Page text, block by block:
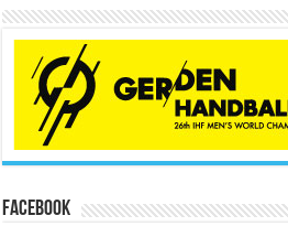
Facebook